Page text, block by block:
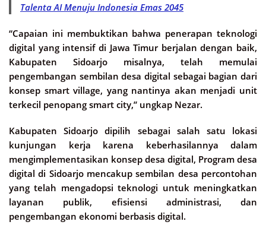
Talenta AI Menuju Indonesia Emas 2045
“Capaian ini membuktikan bahwa penerapan teknologi
digital yang intensif di Jawa Timur berjalan dengan baik,
Kabupaten Sidoarjo misalnya, telah memulai
pengembangan sembilan desa digital sebagai bagian dari
konsep smart village, yang nantinya akan menjadi unit
terkecil penopang smart city,” ungkap Nezar.
Kabupaten Sidoarjo dipilih sebagai salah satu lokasi
kunjungan kerja karena keberhasilannya dalam
mengimplementasikan konsep desa digital, Program desa
digital di Sidoarjo mencakup sembilan desa percontohan
yang telah mengadopsi teknologi untuk meningkatkan
layanan publik, efisiensi administrasi, dan
pengembangan ekonomi berbasis digital.